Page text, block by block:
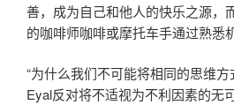
善，成为自己和他人的快乐之源，
的咖啡师咖啡或摩托车手通过熟悉
“为什么我们不可能将相同的思维
Eyal反对将不适视为不利因素的无